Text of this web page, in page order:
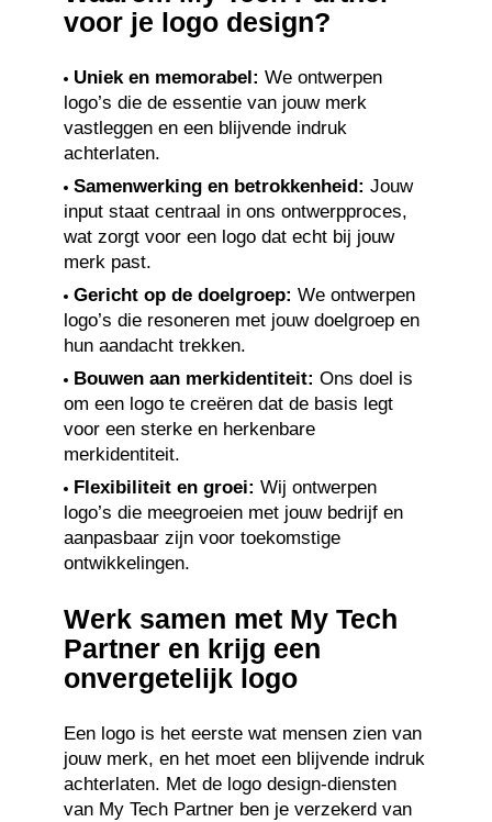
voor je logo design?
Uniek en memorabel: We ontwerpen
logo’s die de essentie van jouw merk
vastleggen en een blijvende indruk
achterlaten.
Samenwerking en betrokkenheid: Jouw
input staat centraal in ons ontwerpproces,
wat zorgt voor een logo dat echt bij jouw
merk past.
Gericht op de doelgroep: We ontwerpen
logo’s die resoneren met jouw doelgroep en
hun aandacht trekken.
Bouwen aan merkidentiteit: Ons doel is
om een logo te creëren dat de basis legt
voor een sterke en herkenbare
merkidentiteit.
Flexibiliteit en groei: Wij ontwerpen
logo’s die meegroeien met jouw bedrijf en
aanpasbaar zijn voor toekomstige
ontwikkelingen.
Werk samen met My Tech
Partner en krijg een
onvergetelijk logo
Een logo is het eerste wat mensen zien van
jouw merk, en het moet een blijvende indruk
achterlaten. Met de logo design-diensten
van My Tech Partner ben je verzekerd van